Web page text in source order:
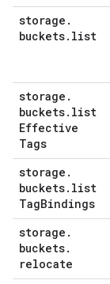
storage .
buckets. list
storage .
buckets. list
Effective
Tags
storage .
buckets. list
TagBindings
storage .
buckets.
relocate